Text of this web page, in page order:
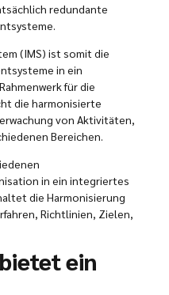
redundante
(IMS) ist somit die
in ein
für die
die harmonisierte
von Aktivitäten,
Bereichen.
in ein integriertes
die Harmonisierung
Richtlinien, Zielen,
ein